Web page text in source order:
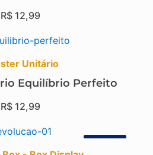
R$12,99
Unitário
Equilíbrio Perfeito
R$12,99